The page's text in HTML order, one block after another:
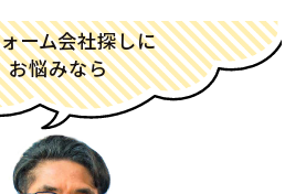
ーム会社探しに
お悩みなら